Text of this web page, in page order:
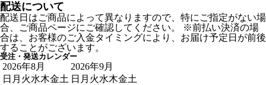
配送について
配送日はご商品によって異なりますので、特にご指定がない場
合、ご商品ページにご確認してください。 ※前払い決済の場
合は、お客様のご入金タイミングにより、お届け予定日が前後
することがございます。
受注・発送カレンダー
2026年8月
日 月 火水木金土
2026年9月
日 月 火水木金土